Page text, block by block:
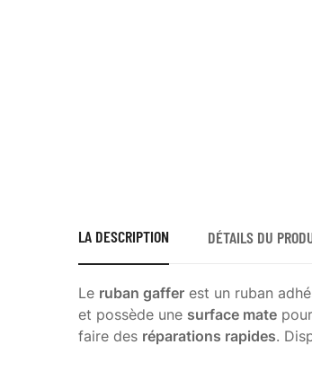
LA DESCRIPTION DÉTAILS DU
Le ruban gaffer est un ruban
et possède une surface mate
faire des réparations rapides.